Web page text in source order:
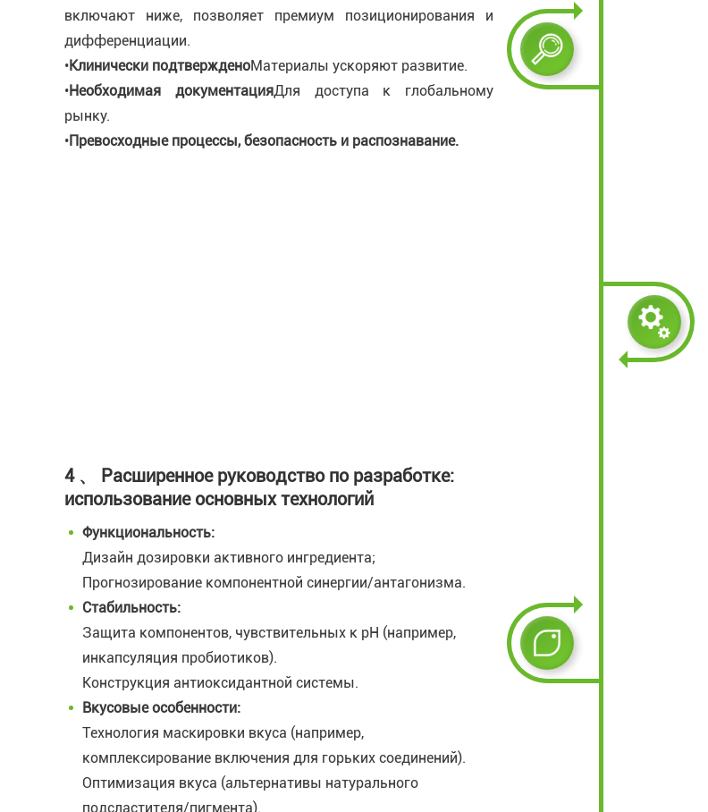
включают ниже, позволяет премиум позиционирования и
дифференциации.
•Клинически подтвержденоМатериалы ускоряют развитие.
•Необходимая документацияДля доступа к глобальному
рынку.
•Превосходные процессы, безопасность и распознавание.
4 、 Расширенное руководство по разработке:
использование основных технологий
Функциональность:
Дизайн дозировки активного ингредиента;
Прогнозирование компонентной синергии/антагонизма.
Стабильность:
Защита компонентов, чувствительных к pH (например,
инкапсуляция пробиотиков).
Конструкция антиоксидантной системы.
Вкусовые особенности:
Технология маскировки вкуса (например,
комплексирование включения для горьких соединений).
Оптимизация вкуса (альтернативы натурального
подсластителя/пигмента).